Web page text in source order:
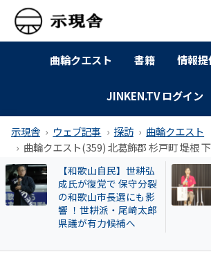
曲輪クエスト 書籍 情報
JINKEN.TV ログイン
示現舎 ウェブ記事 探訪
曲輪クエスト
曲輪クエスト(359) 北葛飾郡 杉戸町 堤根
【岐南町】セクハラ騒
動その後 議員全員に
〝謎ルール〟導入で議
会は混乱！現町長に直
撃すると…